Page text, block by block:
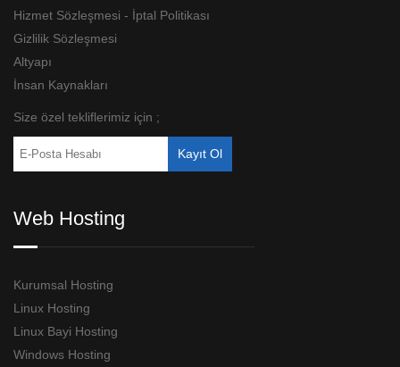
Hizmet Sözleşmesi - İptal Politikası
Gizlilik Sözleşmesi
Altyapı
İnsan Kaynakları
Size özel tekliflerimiz için ;
Web Hosting
Kurumsal Hosting
Linux Hosting
Linux Bayi Hosting
Windows Hosting